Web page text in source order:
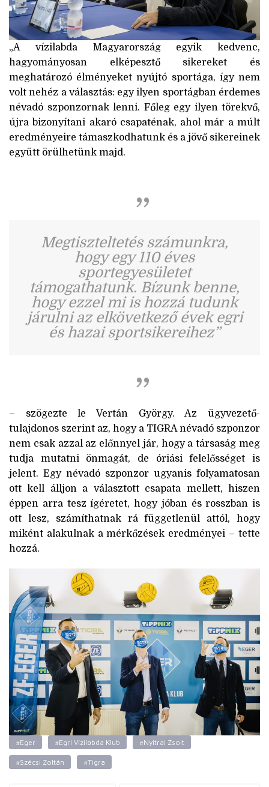
„A vízilabda Magyarország egyik kedvenc,
hagyományosan elképesztő sikereket és
meghatározó élményeket nyújtó sportága, így nem
volt nehéz a választás: egy ilyen sportágban érdemes
névadó szponzornak lenni. Főleg egy ilyen törekvő,
újra bizonyítani akaró csapaténak, ahol már a múlt
eredményeire támaszkodhatunk és a jövő sikereinek
együtt örülhetünk majd.
Megtiszteltetés számunkra,
hogy egy 110 éves
sportegyesületet
támogathatunk. Bízunk benne,
hogy ezzel mi is hozzá tudunk
járulni az elkövetkező évek egri
és hazai sportsikereihez”
– szögezte le Vertán György. Az ügyvezető-
tulajdonos szerint az, hogy a TIGRA névadó szponzor
nem csak azzal az előnnyel jár, hogy a társaság meg
tudja mutatni önmagát, de óriási felelősséget is
jelent. Egy névadó szponzor ugyanis folyamatosan
ott kell álljon a választott csapata mellett, hiszen
éppen arra tesz ígéretet, hogy jóban és rosszban is
ott lesz, számíthatnak rá függetlenül attól, hogy
miként alakulnak a mérkőzések eredményei – tette
hozzá.
#Eger #Egri Vízilabda Klub #Nyitrai Zsolt
#Szécsi Zoltán #Tigra